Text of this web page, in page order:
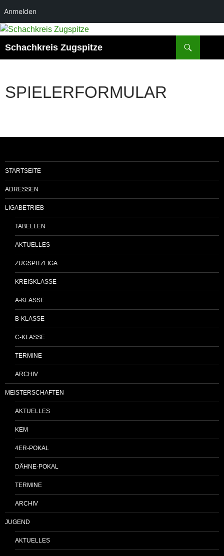
Anmelden
Schachkreis Zugspitze
SPIELERFORMULAR
STARTSEITE
ADRESSEN
LIGABETRIEB
TABELLEN
AKTUELLES
ZUGSPITZLIGA
KREISKLASSE
A-KLASSE
B-KLASSE
C-KLASSE
TERMINE
ARCHIV
MEISTERSCHAFTEN
AKTUELLES
KEM
4ER-POKAL
DÄHNE-POKAL
TERMINE
ARCHIV
JUGEND
AKTUELLES